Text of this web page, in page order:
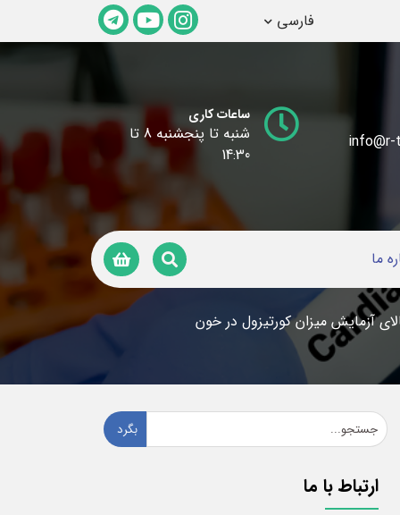
فارسی
ساعات کاری
شنبه تا پنجشنبه 8 تا
14:30
ما
آزمایش میزان کورتیزول در خون
بگرد
ارتباط با ما